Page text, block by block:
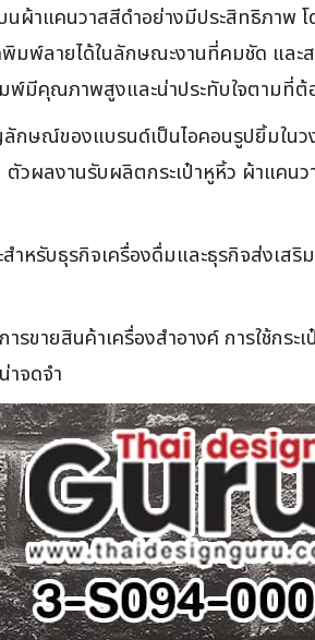
าแคนวาสสีดำอย่างมีประสิทธิภาพ โ
ลายได้ในลักษณะงานที่คมชัด และส
มีคุณภาพสูงและน่าประทับใจตามที่ต้
ษณ์ของแบรนด์เป็นไอคอนรูปยิ้มใน
วผลงานรับผลิตกระเป๋าหูหิ้ว ผ้าแค
รับธุรกิจเครื่องดื่มและธุรกิจส่งเสริ
ขายสินค้าเครื่องสำอางค์ การใช้กร
าจดจำ